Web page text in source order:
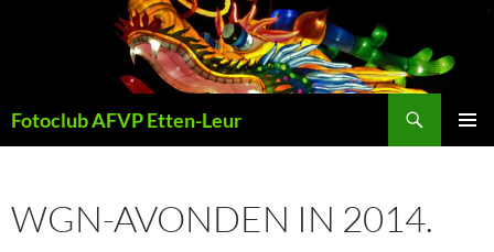
Fotoclub AFVP Etten-Leur
WGN-AVONDEN IN 2014.